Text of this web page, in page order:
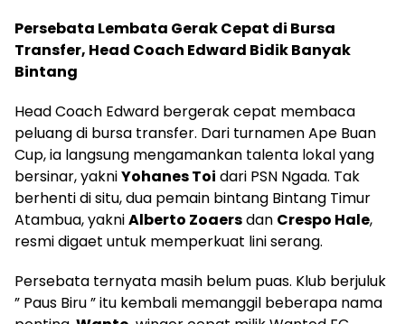
Persebata Lembata Gerak Cepat di Bursa
Transfer, Head Coach Edward Bidik Banyak
Bintang
Head Coach Edward bergerak cepat membaca
peluang di bursa transfer. Dari turnamen Ape Buan
Cup, ia langsung mengamankan talenta lokal yang
bersinar, yakniYohanes Toi dari PSN Ngada. Tak
berhenti di situ, dua pemain bintang Bintang Timur
Atambua, yakniAlberto Zoaersdan Crespo Hale,
resmi digaet untuk memperkuat lini serang.
Persebata ternyata masih belum puas. Klub berjuluk
” Paus Biru ” itu kembali memanggil beberapa nama